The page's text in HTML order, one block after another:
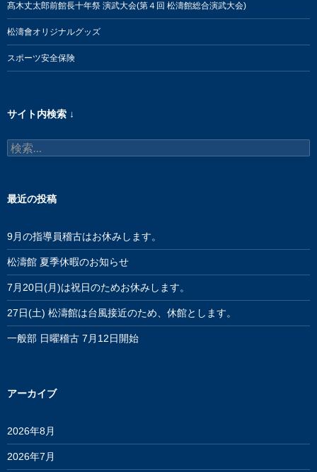
髙木丈太郎前館長十年祭 演武大会(第４回 松濤館総合演武大会)
松濤會オリジナルグッズ
スポーツ安全保険
サイト内検索 ↓
検
索:
最近の投稿
9月の指導員稽古はお休みします。
松濤館 夏季休暇のお知らせ
7月20日(月)は祝日のためお休みします。
27日(土) 松濤館は台風接近のため、休館とします。
一般部 日曜稽古 7月12日開始
アーカイブ
2026年8月
2026年7月